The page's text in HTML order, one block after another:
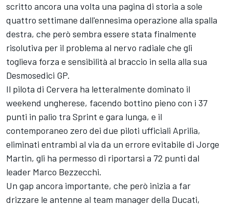
scritto ancora una volta una pagina di storia a sole
quattro settimane dall'ennesima operazione alla spalla
destra, che però sembra essere stata finalmente
risolutiva per il problema al nervo radiale che gli
toglieva forza e sensibilità al braccio in sella alla sua
Desmosedici GP.
Il pilota di Cervera ha letteralmente dominato il
weekend ungherese, facendo bottino pieno con i 37
punti in palio tra Sprint e gara lunga, e il
contemporaneo zero dei due piloti ufficiali Aprilia,
eliminati entrambi al via da un errore evitabile di Jorge
Martin, gli ha permesso di riportarsi a 72 punti dal
leader Marco Bezzecchi.
Un gap ancora importante, che però inizia a far
drizzare le antenne al team manager della Ducati,